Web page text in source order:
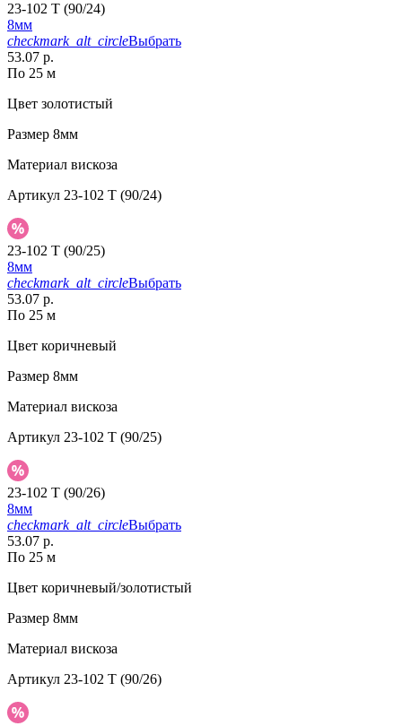
23-102 T (90/24)
8мм
checkmark_alt_circleВыбрать
53.07 р.
По 25 м
Цвет золотистый
Размер 8мм
Материал вискоза
Артикул 23-102 T (90/24)
23-102 T (90/25)
8мм
checkmark_alt_circleВыбрать
53.07 р.
По 25 м
Цвет коричневый
Размер 8мм
Материал вискоза
Артикул 23-102 T (90/25)
23-102 T (90/26)
8мм
checkmark_alt_circleВыбрать
53.07 р.
По 25 м
Цвет коричневый/золотистый
Размер 8мм
Материал вискоза
Артикул 23-102 T (90/26)